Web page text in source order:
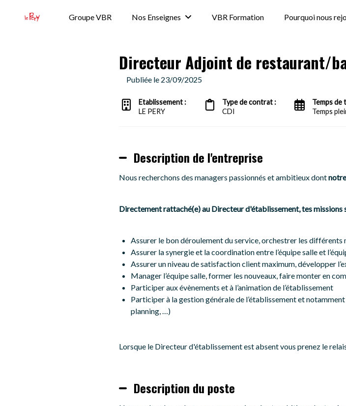
Groupe VBR Nos Enseignes VBR Formation Pourquoi nous
Directeur Adjoint de restaurant/
Publiée le 23/09/2025
Etablissement :
LE PERY
Type de contrat :
CDI
Temps de
Temps
Description de l'entreprise
Nous recherchons des managers passionnés et ambitieux dont
Directement rattaché(e) au Directeur d'établissement, tes missions
Assurer le bon déroulement du service, orchestrer les différents
Assurer la synergie et la coordination entre l’équipe salle et
Assurer un niveau de satisfaction client maximum, développer
Manager l’équipe salle, former les nouveaux, faire monter en
Participer aux évènements et à l’animation de l’établissement
Participer à la gestion générale de l’établissement et
planning, …)
Lorsque le Directeur d'établissement est absent vous prenez le
Description du poste